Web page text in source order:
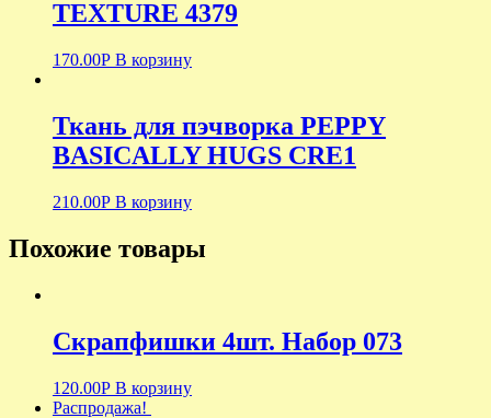
TEXTURE 4379
170.00Р В корзину
Ткань для пэчворка PEPPY
BASICALLY HUGS CRE1
210.00Р В корзину
Похожие товары
Скрапфишки 4шт. Набор 073
120.00Р В корзину
Распродажа!